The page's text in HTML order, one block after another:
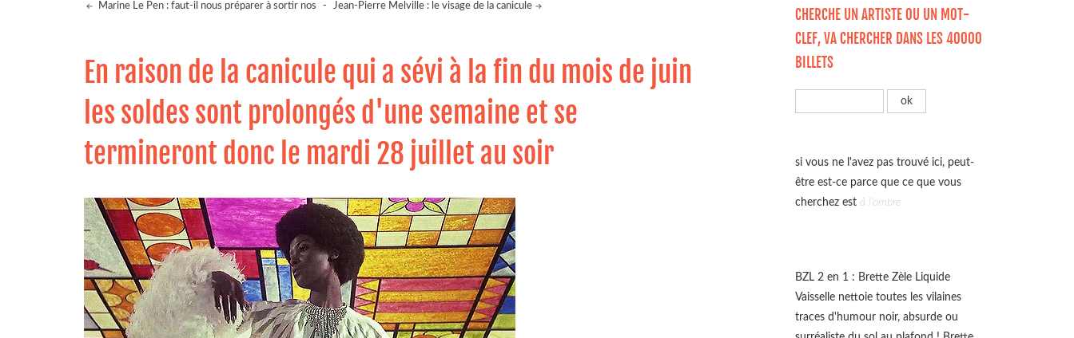
Marine Le Pen : faut-il nous préparer à sortir nos - Jean-Pierre Melville : le visage de la canicule
En raison de la canicule qui a sévi à la fin du mois de juin
les soldes sont prolongés d'une semaine et se
termineront donc le mardi 28 juillet au soir
CHERCHE UN ARTISTE OU UN MOT-
CLEF, VA CHERCHER DANS LES 40000
BILLETS
si vous ne l'avez pas trouvé ici, peut-
être est-ce parce que ce que vous
cherchez està l'ombre
BZL 2 en 1 : Brette Zèle Liquide
Vaisselle nettoie toutes les vilaines
traces d'humour noir, absurde ou